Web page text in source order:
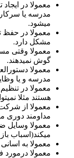
معمولا در
مدرسه یا
میشود.
معمولا در حفظ
مشکل دارد.
معمولا وقتی
گوش نمیدهند.
معمولا
مدرسه و یا
معمولا در
هستند مثلا
معمولا از
مداومند دوری
معمولا وسایل
میکند(اسباب
معمولا به
معمولا درمورد